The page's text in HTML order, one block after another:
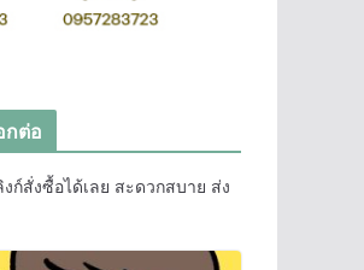
ต่อ
ก์สั่งซื้อได้เลย สะดวกสบาย ส่ง